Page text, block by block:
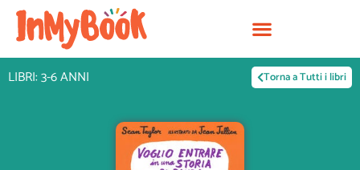
Vai
contenuto
LIBRI: 3-6 ANNI Torna a Tutti i libri